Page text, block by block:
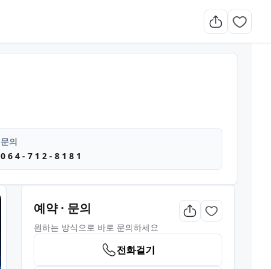
문의
0 6 4 - 7 1 2 - 8 1 8 1
예약 · 문의
원하는 방식으로 바로 문의하세요
전화걸기